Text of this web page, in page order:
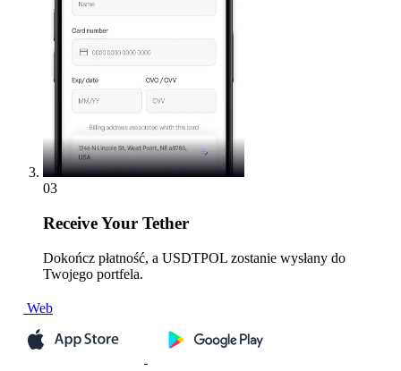
03
ReceiveYour Tether
Dokończ płatność, a USDTPOL zostanie wysłany do
Twojego portfela.
Web